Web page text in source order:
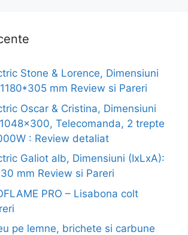
Stone & Lorence, Dimensiuni
mm Review si Pareri
Oscar & Cristina, Dimensiuni
Telecomanda, 2 trepte
: Review detaliat
Galiot alb, Dimensiuni (IxLxA):
mm Review si Pareri
PRO – Lisabona colt
pe lemne, brichete si carbune